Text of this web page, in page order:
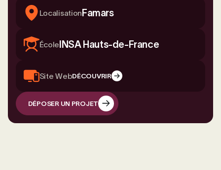
Localisation Famars
École INSA Hauts-de-France
Site WebDÉCOUVRIR
DÉPOSER UN PROJET